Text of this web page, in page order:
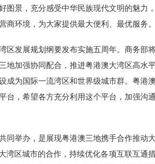
景，充分感受中华民族现代文明的魅力
环境，为大家提供最大便利、最优服务。
发展规划纲要发布实施五周年。商务部
加强协同配合，推进粤港澳大湾区高水
为国际一流湾区和世界级城市群。粤港
，希望各方充分利用这个平台，加强沟
举办，是展现粤港澳三地携手合作推动
区城市的合作，持续优化各项互联互通